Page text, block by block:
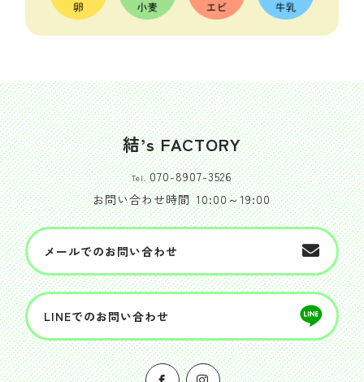
結’s FACTORY
Tel. 070-8907-3526
お問い合わせ時間 10:00～19:00
メールでのお問い合わせ
LINEでのお問い合わせ